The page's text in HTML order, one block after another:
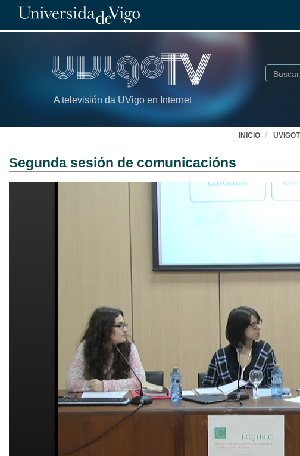
A televisión da UVigo en Internet
Buscar
INICIO
Segunda sesión de comunicacións